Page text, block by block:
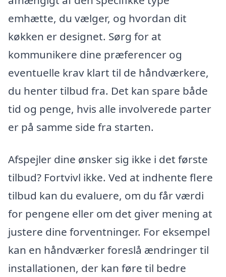
emhætte, du vælger, og hvordan dit
køkken er designet. Sørg for at
kommunikere dine præferencer og
eventuelle krav klart til de håndværkere,
du henter tilbud fra. Det kan spare både
tid og penge, hvis alle involverede parter
er på samme side fra starten.
Afspejler dine ønsker sig ikke i det første
tilbud? Fortvivl ikke. Ved at indhente flere
tilbud kan du evaluere, om du får værdi
for pengene eller om det giver mening at
justere dine forventninger. For eksempel
kan en håndværker foreslå ændringer til
installationen, der kan føre til bedre